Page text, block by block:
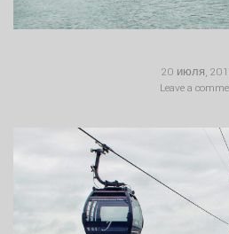
20 июля,
Leave a